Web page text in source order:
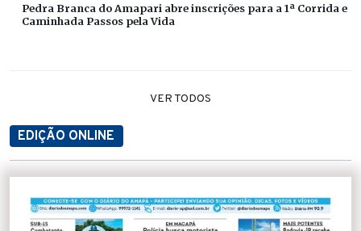
Pedra Branca do Amapari abre inscrições para a 1ª Corrida e
Caminhada Passos pela Vida
VER TODOS
EDIÇÃO ONLINE